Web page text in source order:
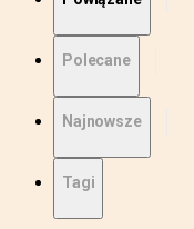
Polecane
Najnowsze
Tagi